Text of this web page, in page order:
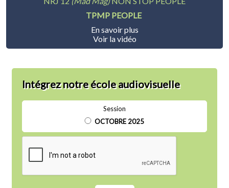
TPMP PEOPLE
En savoir plus
Voir la vidéo
Intégrez notre école audiovisuelle
Session
OCTOBRE 2025